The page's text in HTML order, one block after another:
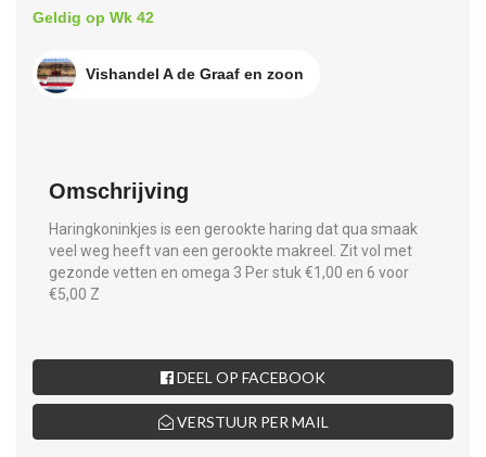
Geldig op Wk 42
Vishandel A de Graaf en zoon
Omschrijving
Haringkoninkjes is een gerookte haring dat qua smaak
veel weg heeft van een gerookte makreel. Zit vol met
gezonde vetten en omega 3 Per stuk €1,00 en 6 voor
€5,00 Z
DEEL OP FACEBOOK
VERSTUUR PER MAIL